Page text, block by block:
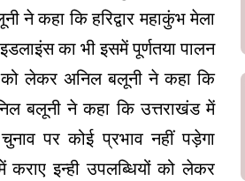
ने कहा कि हरिद्वार महाकुंभ मेला
का भी इसमें पूर्णतया पालन
को लेकर अनिल बलूनी ने कहा कि
बलूनी ने कहा कि उत्तराखंड में
पर कोई प्रभाव नहीं पड़ेगा
कराए इन्ही उपलब्धियों को लेकर